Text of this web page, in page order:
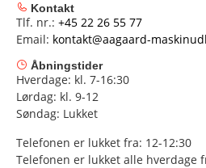
Kontakt
Tlf. nr.: +45 22 26 55 77
Email: kontakt@aagaard-
Åbningstider
Hverdage: kl. 7-16:30
Lørdag: kl. 9-12
Søndag: Lukket
Telefonen er lukket fra: 12-12:30
Telefonen er lukket alle hverdage